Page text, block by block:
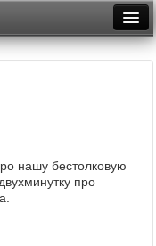
нашу бестолковую
про